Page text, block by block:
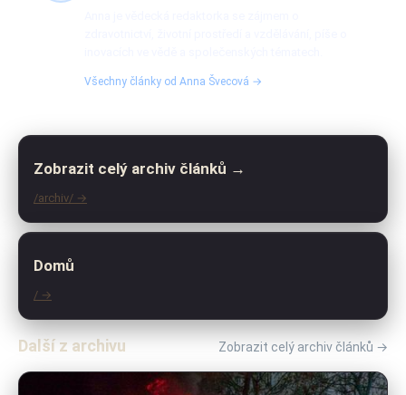
Všechny články od Anna Švecová →
Zobrazit celý archiv článků →
/archiv/ →
Domů
/ →
Další z archivu Zobrazit celý archiv článků →